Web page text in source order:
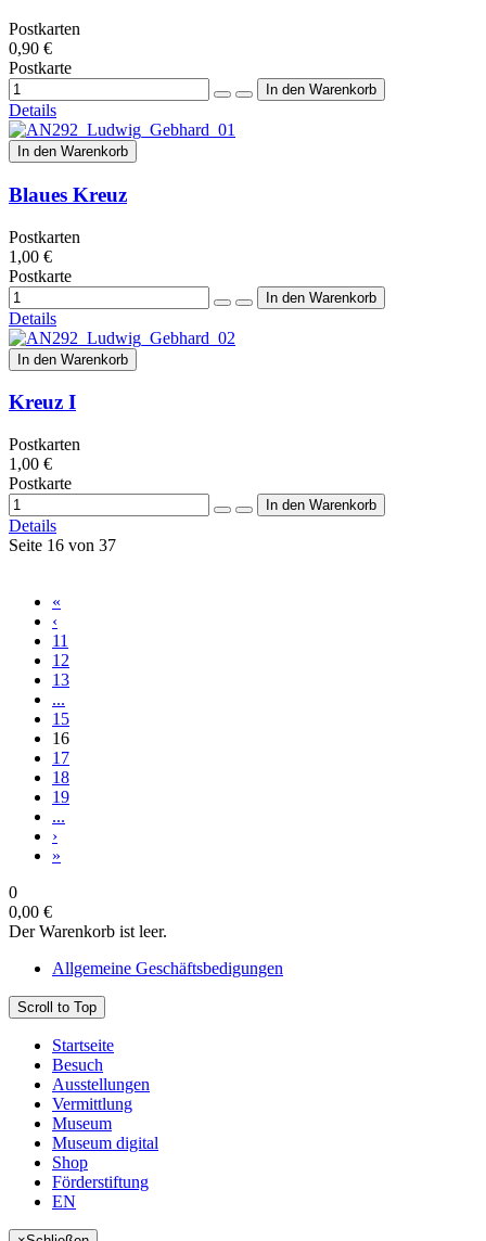
Postkarten
0,90 €
Postkarte
Details
In den Warenkorb
Blaues Kreuz
Postkarten
1,00 €
Postkarte
Details
In den Warenkorb
Kreuz I
Postkarten
1,00 €
Postkarte
Details
Seite 16 von 37
«
‹
11
12
13
...
15
16
17
18
19
...
›
»
0
0,00 €
Der Warenkorb ist leer.
Allgemeine Geschäftsbedigungen
Scroll to Top
Startseite
Besuch
Ausstellungen
Vermittlung
Museum
Museum digital
Shop
Förderstiftung
EN